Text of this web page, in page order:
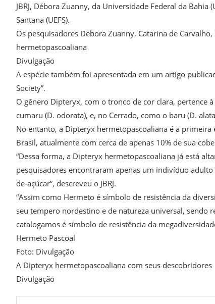
JBRJ, Débora Zuanny, da Universidade Federal da
Santana (UEFS).
Os pesquisadores Debora Zuanny, Catarina de
hermetopascoaliana
Divulgação
A espécie também foi apresentada em um artigo
Society”.
O gênero Dipteryx, com o tronco de cor clara, pertence
cumaru (D. odorata), e, no Cerrado, como o baru (D.
No entanto, a Dipteryx hermetopascoaliana é a
Brasil, atualmente com cerca de apenas 10% de sua
“Dessa forma, a Dipteryx hermetopascoaliana já está
pesquisadores encontraram apenas um indivíduo
de-açúcar”, descreveu o JBRJ.
“Assim como Hermeto é símbolo de resistência da
seu tempero nordestino e de natureza universal, sendo
catalogamos é símbolo de resistência da
Hermeto Pascoal
Foto: Divulgação
A Dipteryx hermetopascoaliana com seus descobridores
Divulgação